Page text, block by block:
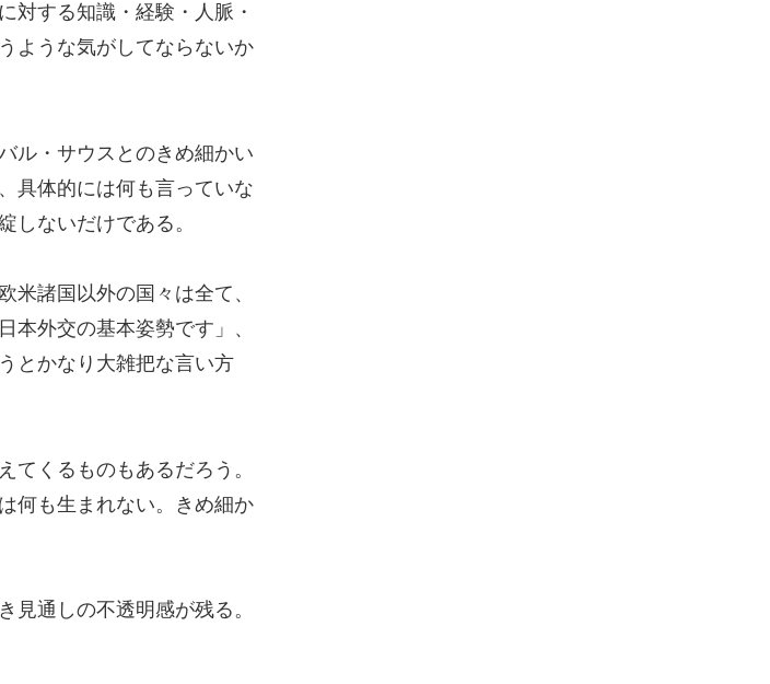
対する知識・経験・人脈・
ような気がしてならないか
ル・サウスとのきめ細かい
具体的には何も言っていな
しないだけである。
米諸国以外の国々は全て、
本外交の基本姿勢です」、
とかなり大雑把な言い方
てくるものもあるだろう。
何も生まれない。きめ細か
見通しの不透明感が残る。